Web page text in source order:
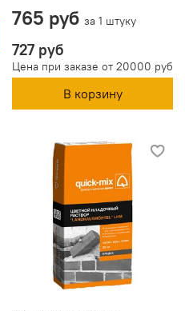
765 руб за 1 штуку
727 руб
Цена при заказе от 20000 руб
В корзину